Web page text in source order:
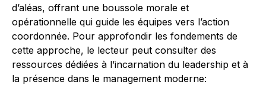
d’aléas, offrant une boussole morale et
opérationnelle qui guide les équipes vers l’action
coordonnée. Pour approfondir les fondements de
cette approche, le lecteur peut consulter des
ressources dédiées à l’incarnation du leadership et à
la présence dans le management moderne: